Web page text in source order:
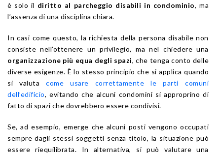
è solo il diritto al parcheggio disabili in condominio, ma
l’assenza di una disciplina chiara.
In casi come questo, la richiesta della persona disabile non
consiste nell’ottenere un privilegio, ma nel chiedere una
organizzazione più equa degli spazi, che tenga conto delle
diverse esigenze. È lo stesso principio che si applica quando
si valutacome usare correttamente le parti comuni
dell’edificio, evitando che alcuni condomini si approprino di
fatto di spazi che dovrebbero essere condivisi.
Se, ad esempio, emerge che alcuni posti vengono occupati
sempre dagli stessi soggetti senza titolo, la situazione può
essere riequilibrata. In alternativa, si può valutare una